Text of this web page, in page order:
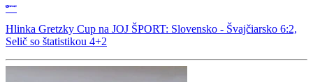
Hlinka Gretzky Cup na JOJ ŠPORT: Slovensko - Švajčiarsko 6:2,
Selič so štatistikou 4+2